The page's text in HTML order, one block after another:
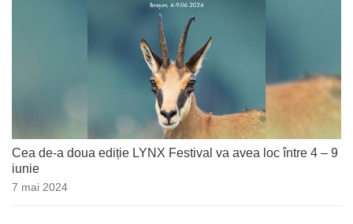
Cea de-a doua ediție LYNX Festival va avea loc între 4 – 9
iunie
7 mai 2024